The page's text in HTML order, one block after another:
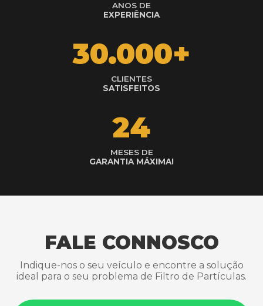
ANOS DE
EXPERIÊNCIA
30.000+
CLIENTES
SATISFEITOS
24
MESES DE
GARANTIA MÁXIMA!
FALE CONNOSCO
Indique-nos o seu veículo e encontre a solução
ideal para o seu problema de Filtro de Partículas.